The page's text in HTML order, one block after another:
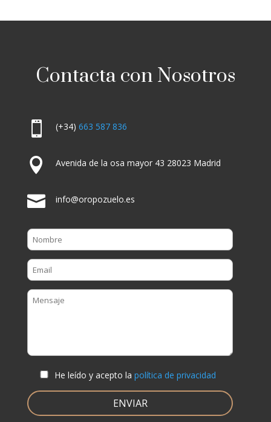
Contacta con Nosotros
 (+34) 663 587 836
 Avenida de la osa mayor 43 28023 Madrid
 info@oropozuelo.es
He leído y acepto la política de privacidad